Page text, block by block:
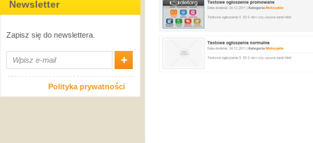
Newsletter
Zapisz się do newslettera.
Polityka prywatności